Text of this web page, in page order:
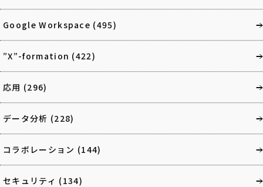
Google Workspace (495)
”X”-formation (422)
応用 (296)
データ分析 (228)
コラボレーション (144)
セキュリティ (134)